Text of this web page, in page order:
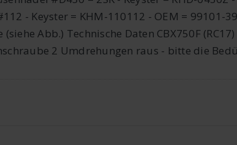
- Keyster = KHM-110112 - OEM = 99101-
Abb.) Technische Daten CBX750F
2 Umdrehungen raus - bitte die